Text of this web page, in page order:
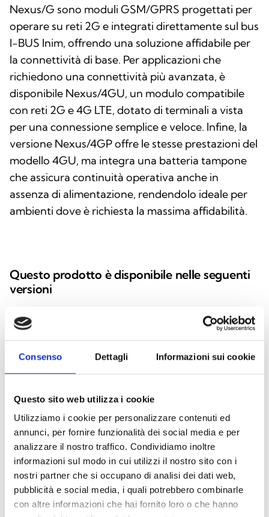
Consenso Dettagli Informazioni sui cookie
Questo sito web utilizza i cookie
Utilizziamo i cookie per personalizzare contenuti ed
annunci, per fornire funzionalità dei social media e per
analizzare il nostro traffico. Condividiamo inoltre
informazioni sul modo in cui utilizzi il nostro sito con i
nostri partner che si occupano di analisi dei dati web,
pubblicità e social media, i quali potrebbero combinarle
con altre informazioni che hai fornito loro o che hanno
Nexus/G sono moduli GSM/GPRS progettati per
operare su reti 2G e integrati direttamente sul bus
I-BUS Inim, offrendo una soluzione affidabile per
la connettività di base. Per applicazioni che
richiedono una connettività più avanzata, è
disponibile Nexus/4GU, un modulo compatibile
con reti 2G e 4G LTE, dotato di terminali a vista
per una connessione semplice e veloce. Infine, la
versione Nexus/4GP offre le stesse prestazioni del
modello 4GU, ma integra una batteria tampone
che assicura continuità operativa anche in
assenza di alimentazione, rendendolo ideale per
ambienti dove è richiesta la massima affidabilità.
Questo prodotto è disponibile nelle seguenti
versioni
Nexus
Nexus/G
Modulo GSM/GPRS integrato su I-